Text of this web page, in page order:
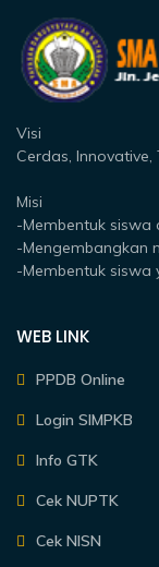
Visi
Cerdas,
Misi
-Membentuk siswa
-Mengembangkan
-Membentuk siswa
WEB LINK
PPDB Online
Login SIMPKB
Info GTK
Cek NUPTK
Cek NISN